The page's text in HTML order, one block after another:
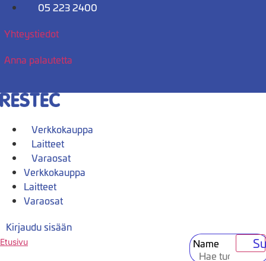
Mene
05 223 2400
Yhteystiedot
Anna palautetta
Verkkokauppa
Laitteet
Varaosat
Verkkokauppa
Laitteet
Varaosat
Kirjaudu sisään
Name
Etusivu